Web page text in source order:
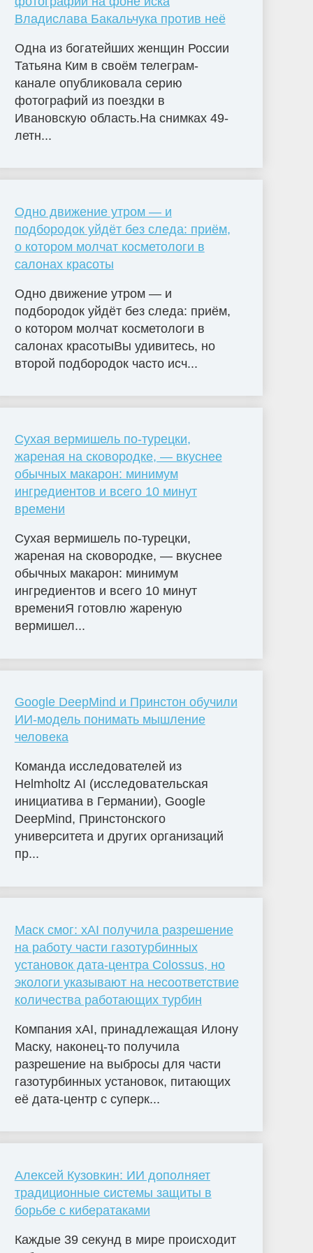
Владислава Бакальчука против неё
Одна из богатейших женщин России
Татьяна Ким в своём телеграм-
канале опубликовала серию
фотографий из поездки в
Ивановскую область.На снимках 49-
летн...
Одно движение утром — и
подбородок уйдёт без следа: приём,
о котором молчат косметологи в
салонах красоты
Одно движение утром — и
подбородок уйдёт без следа: приём,
о котором молчат косметологи в
салонах красотыВы удивитесь, но
второй подбородок часто исч...
Сухая вермишель по-турецки,
жареная на сковородке, — вкуснее
обычных макарон: минимум
ингредиентов и всего 10 минут
времени
Сухая вермишель по-турецки,
жареная на сковородке, — вкуснее
обычных макарон: минимум
ингредиентов и всего 10 минут
времениЯ готовлю жареную
вермишел...
Google DeepMind и Принстон обучили
ИИ-модель понимать мышление
человека
Команда исследователей из
Helmholtz AI (исследовательская
инициатива в Германии), Google
DeepMind, Принстонского
университета и других организаций
пр...
Маск смог: xAI получила разрешение
на работу части газотурбинных
установок дата-центра Colossus, но
экологи указывают на несоответствие
количества работающих турбин
Компания xAI, принадлежащая Илону
Маску, наконец-то получила
разрешение на выбросы для части
газотурбинных установок, питающих
её дата-центр с суперк...
Алексей Кузовкин: ИИ дополняет
традиционные системы защиты в
борьбе с кибератаками
Каждые 39 секунд в мире происходит